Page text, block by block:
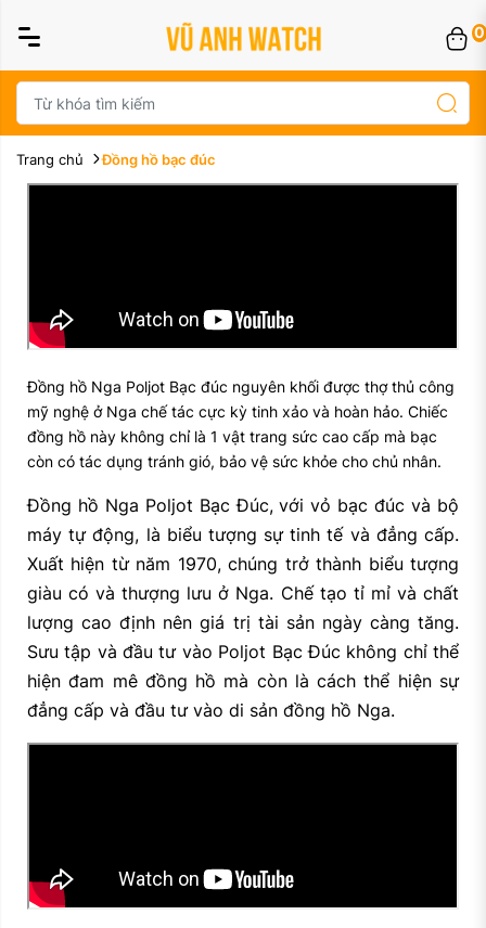
0
Trang chủ Đồng hồ bạc đúc
Đồng hồ Nga Poljot Bạc đúc nguyên khối được thợ thủ công
mỹ nghệ ở Nga chế tác cực kỳ tinh xảo và hoàn hảo. Chiếc
đồng hồ này không chỉ là 1 vật trang sức cao cấp mà bạc
còn có tác dụng tránh gió, bảo vệ sức khỏe cho chủ nhân.
Đồng hồ Nga Poljot Bạc Đúc, với vỏ bạc đúc và bộ
máy tự động, là biểu tượng sự tinh tế và đẳng cấp.
Xuất hiện từ năm 1970, chúng trở thành biểu tượng
giàu có và thượng lưu ở Nga. Chế tạo tỉ mỉ và chất
lượng cao định nên giá trị tài sản ngày càng tăng.
Sưu tập và đầu tư vào Poljot Bạc Đúc không chỉ thể
hiện đam mê đồng hồ mà còn là cách thể hiện sự
đẳng cấp và đầu tư vào di sản đồng hồ Nga.